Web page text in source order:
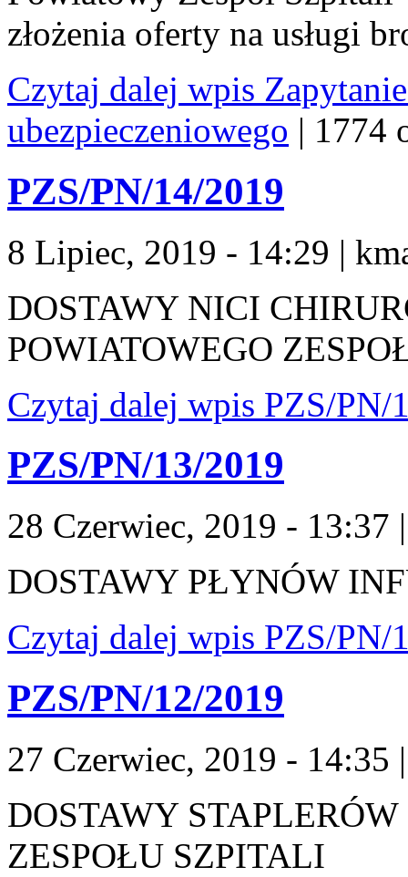
złożenia oferty na usługi
Czytaj dalej wpis
ubezpieczeniowego | 1774
PZS/PN/14/2019
8 Lipiec, 2019 - 14:29 |
DOSTAWY NICI
POWIATOWEGO
Czytaj dalej wpis PZS/PN/
PZS/PN/13/2019
28 Czerwiec, 2019 - 13:37
DOSTAWY PŁYNÓW
Czytaj dalej wpis PZS/PN/
PZS/PN/12/2019
27 Czerwiec, 2019 - 14:35
DOSTAWY
ZESPOŁU SZPITALI